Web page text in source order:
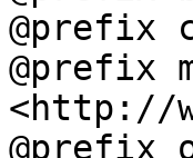
@prefix
@prefix
<http://